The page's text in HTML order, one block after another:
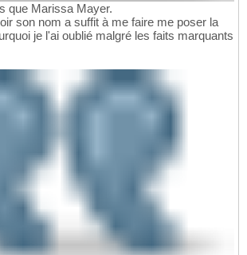
que Marissa Mayer.
son nom a suffit à me faire me poser la
je l'ai oublié malgré les faits marquants